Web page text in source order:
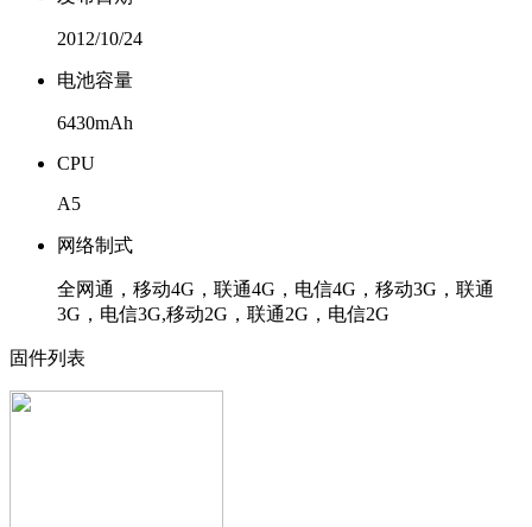
2012/10/24
电池容量
6430mAh
CPU
A5
网络制式
全网通，移动4G，联通4G，电信4G，移动3G，联通
3G，电信3G,移动2G，联通2G，电信2G
固件列表